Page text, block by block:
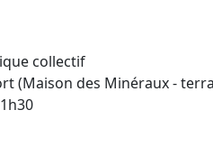
collectif
(Maison des Minéraux -